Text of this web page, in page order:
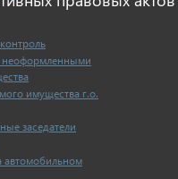
неоформленными
имущества г.о.
заседатели
автомобильном